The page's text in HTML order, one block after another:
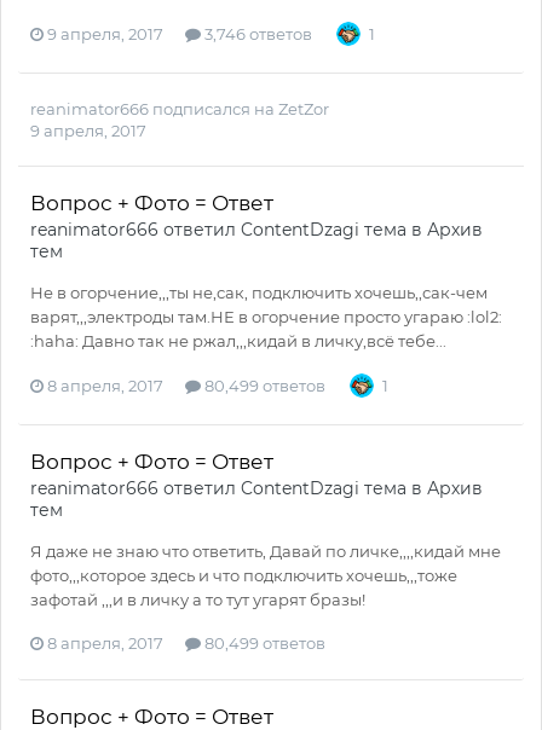
9 апреля, 2017 3,746 ответов 1
reanimator666 подписался на ZetZor
9 апреля, 2017
Вопрос + Фото = Ответ
reanimator666 ответил ContentDzagi тема в Архив
тем
Не в огорчение,,,ты не,сак, подключить хочешь,,сак-чем
варят,,,электроды там.НЕ в огорчение просто угараю :lol2:
:haha: Давно так не ржал,,,кидай в личку,всё тебе...
8 апреля, 2017 80,499 ответов 1
Вопрос + Фото = Ответ
reanimator666 ответил ContentDzagi тема в Архив
тем
Я даже не знаю что ответить, Давай по личке,,,,кидай мне
фото,,,которое здесь и что подключить хочешь,,,тоже
зафотай ,,,и в личку а то тут угарят бразы!
8 апреля, 2017 80,499 ответов
Вопрос + Фото = Ответ